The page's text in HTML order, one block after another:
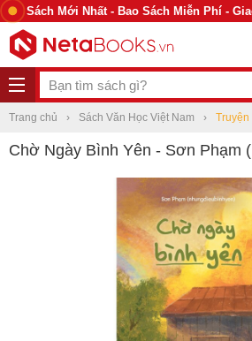
Sách Mới Nhất - Bao Sách Miễn Phí - Giao
Trang chủ Sách Văn Học Việt Nam Truyện
Chờ Ngày Bình Yên - Sơn Phạm